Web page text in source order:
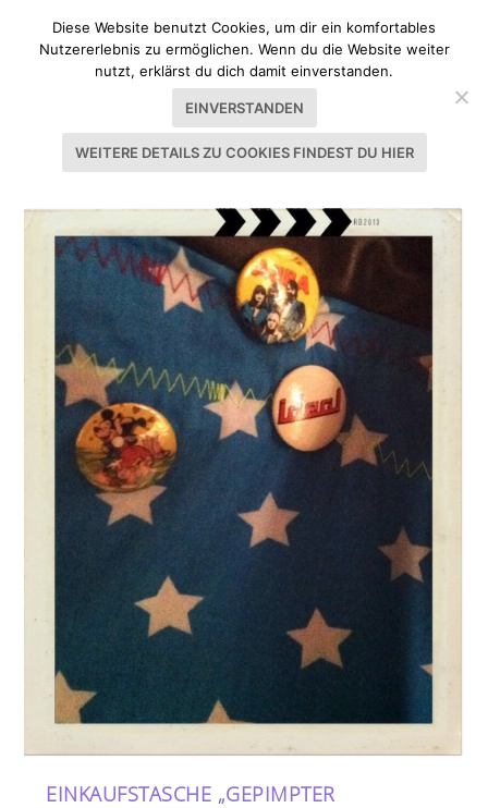
SCHLAGWORT:STABIL
EINKAUFSTASCHE „GEPIMPTER
Diese Website benutzt Cookies, um dir ein komfortables
Nutzererlebnis zu ermöglichen. Wenn du die Website weiter
nutzt, erklärst du dich damit einverstanden.
EINVERSTANDEN
WEITERE DETAILS ZU COOKIES FINDEST DU HIER